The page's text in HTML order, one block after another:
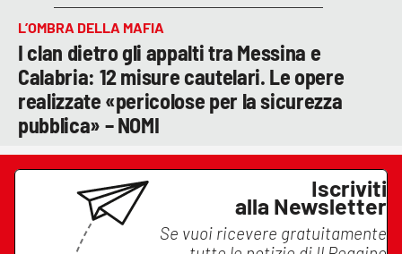
L’OMBRA DELLA MAFIA
I clan dietro gli appalti tra Messina e
Calabria: 12 misure cautelari. Le opere
realizzate «pericolose per la sicurezza
pubblica» – NOMI
Iscriviti
alla Newsletter
Se vuoi ricevere gratuitamente